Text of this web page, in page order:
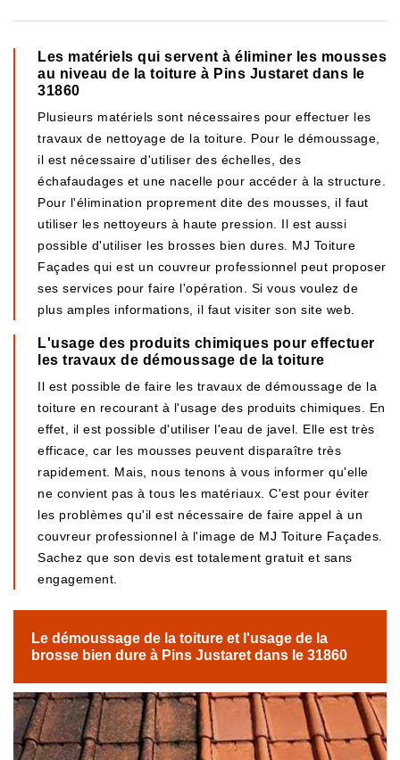
Les matériels qui servent à éliminer les mousses
au niveau de la toiture à Pins Justaret dans le
31860
Plusieurs matériels sont nécessaires pour effectuer les
travaux de nettoyage de la toiture. Pour le démoussage,
il est nécessaire d'utiliser des échelles, des
échafaudages et une nacelle pour accéder à la structure.
Pour l'élimination proprement dite des mousses, il faut
utiliser les nettoyeurs à haute pression. Il est aussi
possible d'utiliser les brosses bien dures. MJ Toiture
Façades qui est un couvreur professionnel peut proposer
ses services pour faire l'opération. Si vous voulez de
plus amples informations, il faut visiter son site web.
L'usage des produits chimiques pour effectuer
les travaux de démoussage de la toiture
Il est possible de faire les travaux de démoussage de la
toiture en recourant à l'usage des produits chimiques. En
effet, il est possible d'utiliser l'eau de javel. Elle est très
efficace, car les mousses peuvent disparaître très
rapidement. Mais, nous tenons à vous informer qu'elle
ne convient pas à tous les matériaux. C'est pour éviter
les problèmes qu'il est nécessaire de faire appel à un
couvreur professionnel à l'image de MJ Toiture Façades.
Sachez que son devis est totalement gratuit et sans
engagement.
Le démoussage de la toiture et l'usage de la
brosse bien dure à Pins Justaret dans le 31860